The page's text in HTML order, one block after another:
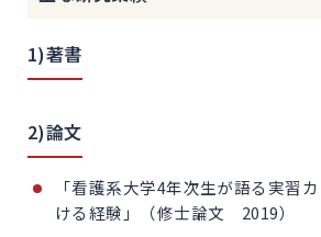
1)著書
2)論文
「看護系大学4年次生が語る実習
ける経験」（修士論文 2019）